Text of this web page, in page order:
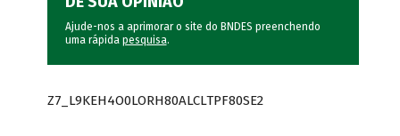
Ajude-nos a aprimorar o site do BNDES preenchendo
uma rápida pesquisa.
Z7_L9KEH4O0LORH80ALCLTPF80SE2